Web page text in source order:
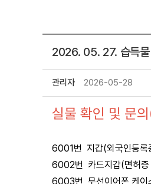
2026. 05. 27. 습득물
관리자 2026-05-28
실물 확인 및 문
6001번 지갑(외국인등록
6002번 카드지갑(면허증
6003번 무선이어폰 케이